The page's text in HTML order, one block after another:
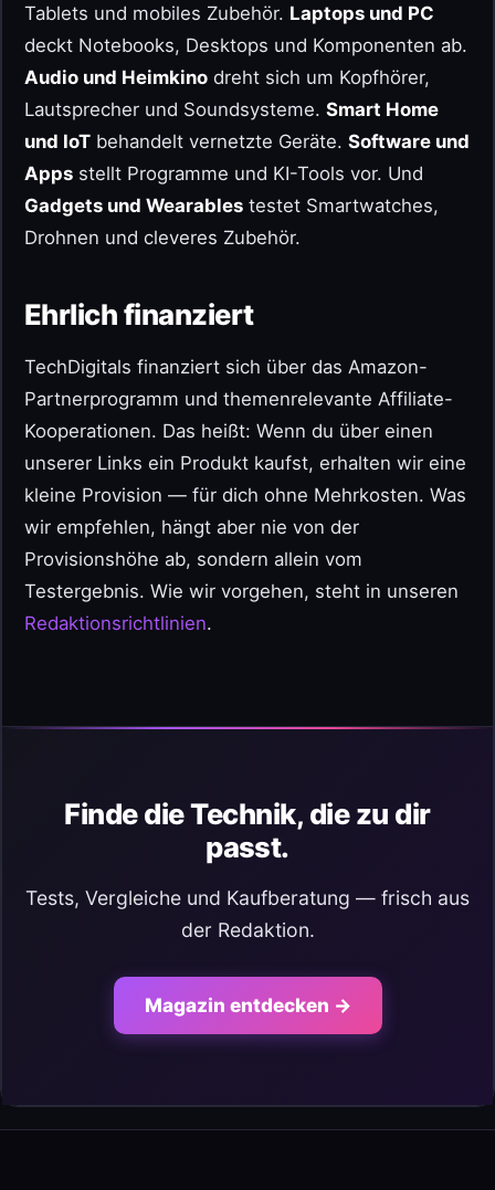
Tablets und mobiles Zubehör. Laptops und PC
deckt Notebooks, Desktops und Komponenten ab.
Audio und Heimkino dreht sich um Kopfhörer,
Lautsprecher und Soundsysteme. Smart Home
und IoT behandelt vernetzte Geräte. Software und
Apps stellt Programme und KI-Tools vor. Und
Gadgets und Wearables testet Smartwatches,
Drohnen und cleveres Zubehör.
Ehrlich finanziert
TechDigitals finanziert sich über das Amazon-
Partnerprogramm und themenrelevante Affiliate-
Kooperationen. Das heißt: Wenn du über einen
unserer Links ein Produkt kaufst, erhalten wir eine
kleine Provision — für dich ohne Mehrkosten. Was
wir empfehlen, hängt aber nie von der
Provisionshöhe ab, sondern allein vom
Testergebnis. Wie wir vorgehen, steht in unseren
Redaktionsrichtlinien.
Finde die Technik, die zu dir
passt.
Tests, Vergleiche und Kaufberatung — frisch aus
der Redaktion.
Magazin entdecken →